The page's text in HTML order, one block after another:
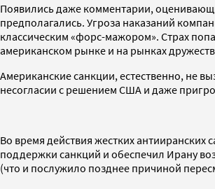
Появились даже комментарии,
предполагались. Угроза наказаний
классическим «форс-мажором». Страх
американском рынке и на рынках
Американские санкции, естественно, не
несогласии с решением США и даже
Во время действия жестких
поддержки санкций и обеспечил Ирану
(что и послужило позднее причиной